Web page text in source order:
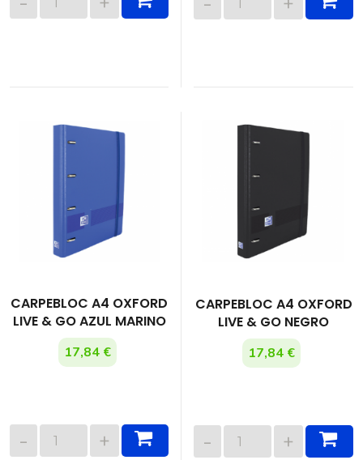
CARPEBLOC A4 OXFORD
LIVE & GO AZUL MARINO
17,84 €
CARPEBLOC A4 OXFORD
LIVE & GO NEGRO
17,84 €